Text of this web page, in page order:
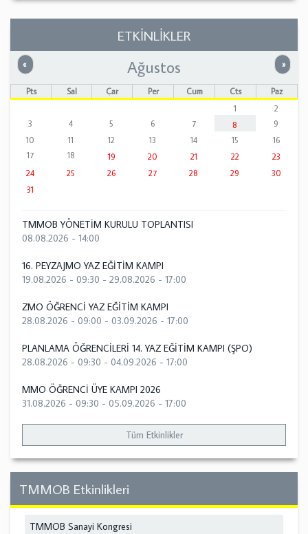
ETKİNLİKLER
« Önceki »
Ağustos
Pts Sal Çar Per Cum Cts
Paz
1
2
3
4 5 6 7 8
9
10
11 12 13 14 15
16
17
18 19 20 21 22
23
24
25 26 27 28 29
30
31
TMMOB YÖNETİM KURULU TOPLANTISI
08.08.2026 - 14:00
16. PEYZAJMO YAZ EĞİTİM KAMPI
19.08.2026 - 09:30 - 29.08.2026 - 17:00
ZMO ÖĞRENCİ YAZ EĞİTİM KAMPI
28.08.2026 - 09:00 - 03.09.2026 - 17:00
PLANLAMA ÖĞRENCİLERİ 14. YAZ EĞİTİM KAMPI (ŞPO)
28.08.2026 - 09:30 - 04.09.2026 - 17:00
MMO ÖĞRENCİ ÜYE KAMPI 2026
31.08.2026 - 09:30 - 05.09.2026 - 17:00
Tüm Etkinlikler
TMMOB Etkinlikleri
TMMOB Sanayi Kongresi